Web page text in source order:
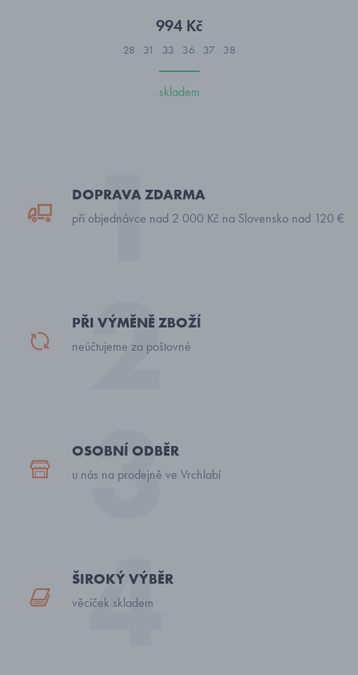
994 Kč
28 31 33 36 37 38
skladem
DOPRAVA ZDARMA
při objednávce nad 2 000 Kč na Slovensko nad 120 €
PŘI VÝMĚNĚ ZBOŽÍ
neúčtujeme za poštovné
OSOBNÍ ODBĚR
u nás na prodejně ve Vrchlabí
ŠIROKÝ VÝBĚR
věciček skladem